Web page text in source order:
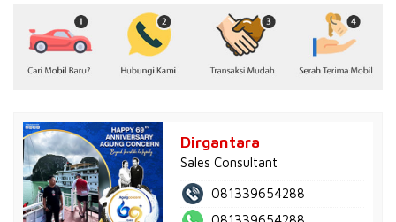
Dirgantara
Sales Consultant
081339654288